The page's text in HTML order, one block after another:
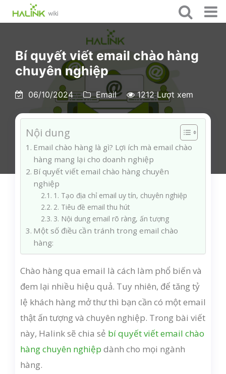
Bí quyết viết email chào hàng
chuyên nghiệp
06/10/2024 Email 1212 Lượt xem
Nội dung
Email chào hàng là gì? Lợi ích mà email chào
hàng mang lại cho doanh nghiệp
Bí quyết viết email chào hàng chuyên
nghiệp
1. Tạo địa chỉ email uy tín, chuyên nghiệp
2. Tiêu đề email thu hút
3. Nội dung email rõ ràng, ấn tượng
Một số điều cần tránh trong email chào
hàng:
Chào hàng qua email là cách làm phổ biến và
đem lại nhiều hiệu quả. Tuy nhiên, để tăng tỷ
lệ khách hàng mở thư thì bạn cần có một email
thật ấn tượng và chuyên nghiệp. Trong bài viết
này, Halink sẽ chia sẻ bí quyết viết email chào
hàng chuyên nghiệp dành cho mọi ngành
hàng.